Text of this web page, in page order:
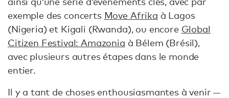
exemple des concerts Move Afrika à Lagos
(Nigeria) et Kigali (Rwanda), ou encore Global
Citizen Festival: Amazonia à Bélem (Brésil),
avec plusieurs autres étapes dans le monde
entier.
Il y a tant de choses enthousiasmantes à venir —